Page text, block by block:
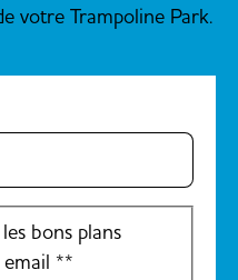
votre Trampoline Park.
bons plans
**